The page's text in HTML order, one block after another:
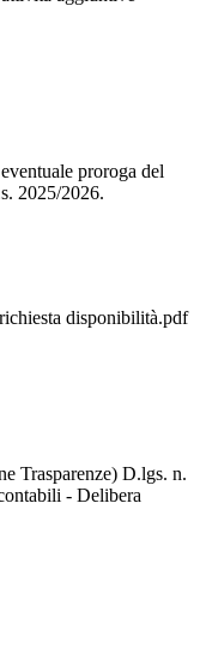
proroga del
2025/2026.
disponibilità.pdf
Trasparenze) D.lgs. n.
- Delibera